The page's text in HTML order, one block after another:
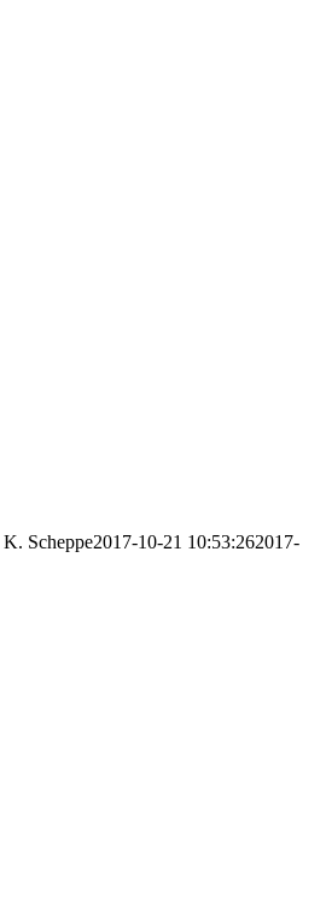
K. Scheppe2017-10-21 10:53:262017-